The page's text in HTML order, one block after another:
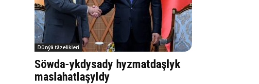
Dünýä täzelikleri
Söwda-ykdysady hyzmatdaşlyk
maslahatlaşyldy